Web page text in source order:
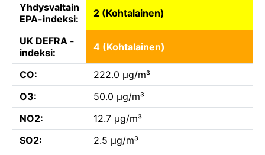
Yhdysvaltain
EPA-indeksi:
2 (Kohtalainen)
UK DEFRA -
indeksi:
4 (Kohtalainen)
CO:
222.0 µg/m³
O3:
50.0 µg/m³
NO2:
12.7 µg/m³
SO2:
2.5 µg/m³